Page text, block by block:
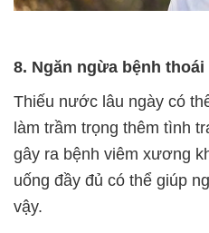
8. Ngăn ngừa bệnh
Thiếu nước lâu ngày có
làm trầm trọng thêm tình
gây ra bệnh viêm xương
uống đầy đủ có thể giúp
vậy.